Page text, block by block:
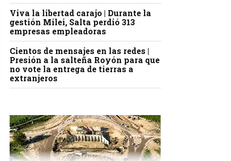
Viva la libertad carajo | Durante la
gestión Milei, Salta perdió 313
empresas empleadoras
Cientos de mensajes en las redes |
Presión a la salteña Royón para que
no vote la entrega de tierras a
extranjeros